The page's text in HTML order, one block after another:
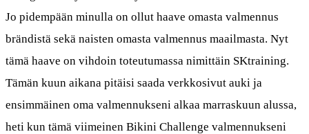
Jo pidempään minulla on ollut haave omasta valmennus
brändistä sekä naisten omasta valmennus maailmasta. Nyt
tämä haave on vihdoin toteutumassa nimittäin SKtraining.
Tämän kuun aikana pitäisi saada verkkosivut auki ja
ensimmäinen oma valmennukseni alkaa marraskuun alussa,
heti kun tämä viimeinen Bikini Challenge valmennukseni